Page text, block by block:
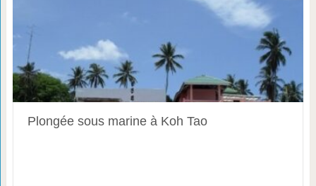
Plongée sous marine à Koh Tao